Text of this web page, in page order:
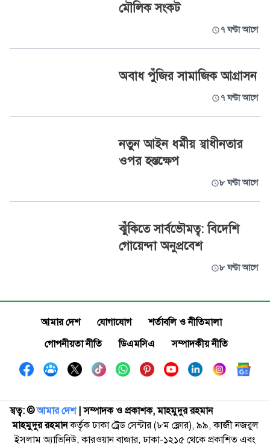
মৌলিক সংকট
৭ ঘণ্টা আগে
অবাধ পুঁজির সামাজিক আগ্রাসন
৭ ঘণ্টা আগে
নতুন আইন ধর্মীয় স্বাধীনতার
ওপর হস্তক্ষেপ
৮ ঘণ্টা আগে
ঝুঁকিতে সার্বভৌমত্ব: বিদেশি
গোয়েন্দা অনুপ্রবেশ
৮ ঘণ্টা আগে
আমার দেশ যোগাযোগ
শর্তাবলি ও নীতিমালা
গোপনীয়তা নীতি
ডিএমসিএ সম্পাদকীয় নীতি
স্বত্ব: ©️আমার দেশ| সম্পাদক ও প্রকাশক, মাহমুদুর রহমান
মাহমুদুর রহমানকর্তৃক ঢাকা ট্রেড সেন্টার (৮ম ফ্লোর), ৯৯, কাজী নজরুল
ইসলাম অ্যাভিনিউ, কারওয়ান বাজার, ঢাকা-১২১৫ থেকে প্রকাশিত এবং